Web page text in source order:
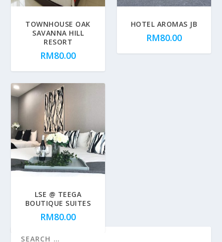
TOWNHOUSE OAK
SAVANNA HILL
RESORT
RM80.00
HOTEL AROMAS JB
RM80.00
LSE @ TEEGA
BOUTIQUE SUITES
RM80.00